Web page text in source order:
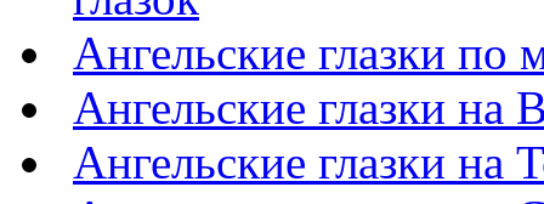
Ангельские глазки по
Ангельские глазки на
Ангельские глазки на